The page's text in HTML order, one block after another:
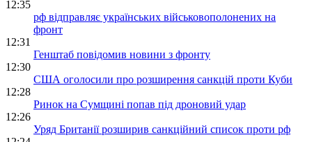
12:35
рф відправляє українських військовополонених на
фронт
12:31
Генштаб повідомив новини з фронту
12:30
США оголосили про розширення санкцій проти Куби
12:28
Ринок на Сумщині попав під дроновий удар
12:26
Уряд Британії розширив санкційний список проти рф